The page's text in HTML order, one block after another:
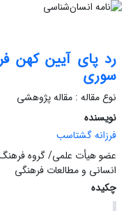
رد پای آیین کهن
‌سوری
نوع مقاله : مقاله پژوهشی
نویسنده
فرزانه گشتاسب
عضو هیأت علمی/ گروه فرهنگ
انسانی و مطالعات فرهنگی
چکیده